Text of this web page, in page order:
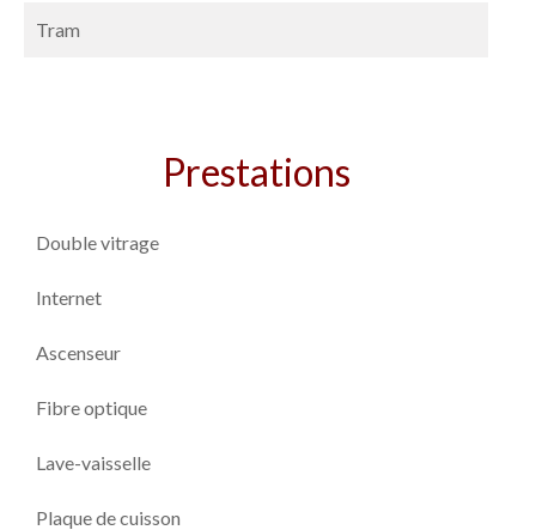
Tram
Prestations
Double vitrage
Internet
Ascenseur
Fibre optique
Lave-vaisselle
Plaque de cuisson